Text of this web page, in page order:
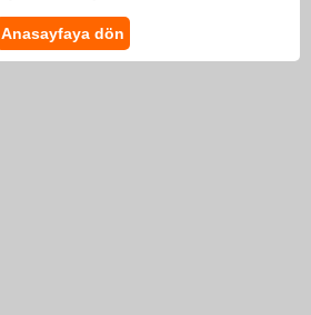
Anasayfaya dön